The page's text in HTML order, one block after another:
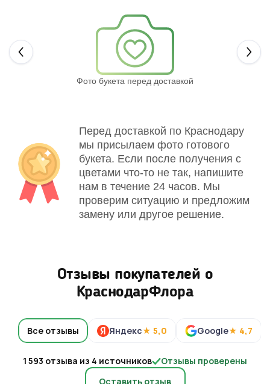
Фото букета перед доставкой
Перед доставкой по Краснодару
мы присылаем фото готового
букета. Если после получения с
цветами что-то не так, напишите
нам в течение 24 часов. Мы
проверим ситуацию и предложим
замену или другое решение.
Отзывы покупателей о
КраснодарФлора
Все отзывы Яндекс★ 5,0 Google★ 4,7
1 593 отзыва из 4 источников
Отзывы проверены
Оставить отзыв